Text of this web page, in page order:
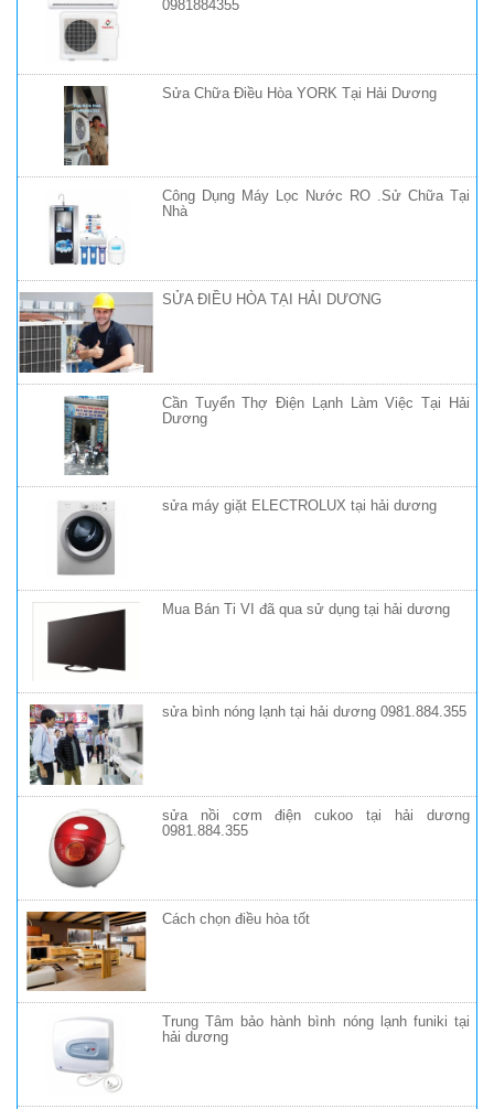
0981884355
Sửa Chữa Điều Hòa YORK Tại Hải Dương
Công Dụng Máy Lọc Nước RO .Sử Chữa Tại
Nhà
SỬA ĐIỀU HÒA TẠI HẢI DƯƠNG
Cần Tuyển Thợ Điện Lạnh Làm Việc Tại Hải
Dương
sửa máy giặt ELECTROLUX tại hải dương
Mua Bán Ti VI đã qua sử dụng tại hải dương
sửa bình nóng lạnh tại hải dương 0981.884.355
sửa nồi cơm điện cukoo tại hải dương
0981.884.355
Cách chọn điều hòa tốt
Trung Tâm bảo hành bình nóng lạnh funiki tại
hải dương